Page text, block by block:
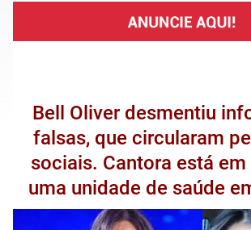
Bell Oliver desmentiu
falsas, que circularam
sociais. Cantora está
uma unidade de saúde